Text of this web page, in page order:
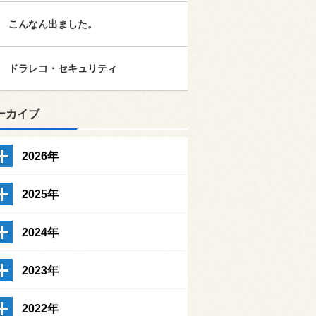
こんなん出ました。
ドラレコ・セキュリティ
カイブ
2026年
2025年
2024年
2023年
2022年